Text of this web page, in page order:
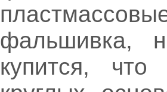
фальшивка,
купится,